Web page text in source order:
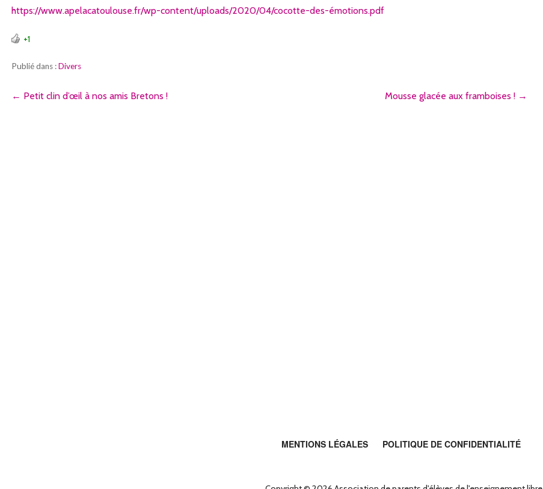
https://www.apelacatoulouse.fr/wp-content/uploads/2020/04/cocotte-des-émotions.pdf
+1
Publié dans :Divers
Navigation
← Petit clin d’œil à nos amis Bretons ! Mousse glacée aux framboises ! →
MENTIONS LÉGALES POLITIQUE DE CONFIDENTIALITÉ